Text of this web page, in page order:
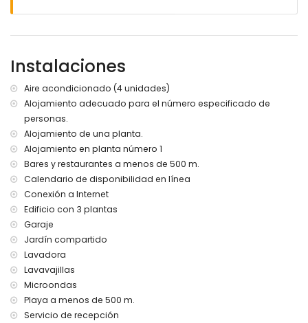
internet (WiFi)
aspiradora, plancha y tabla de planchar
servicio de recepción
con aire acondicionado
Instalaciones y servicios con cargo adicional
ropa de cama
cama/cuna para niños (bajo demanda)
Instalaciones
Aire acondicionado (4 unidades)
Alojamiento adecuado para el número especificado de
personas.
Alojamiento de una planta.
Alojamiento en planta número 1
Bares y restaurantes a menos de 500 m.
Calendario de disponibilidad en línea
Conexión a Internet
Edificio con 3 plantas
Garaje
Jardín compartido
Lavadora
Lavavajillas
Microondas
Playa a menos de 500 m.
Servicio de recepción